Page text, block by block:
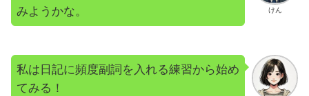
けん
みようかな。
私は日記に頻度副詞を入れる練習から始め
てみる！